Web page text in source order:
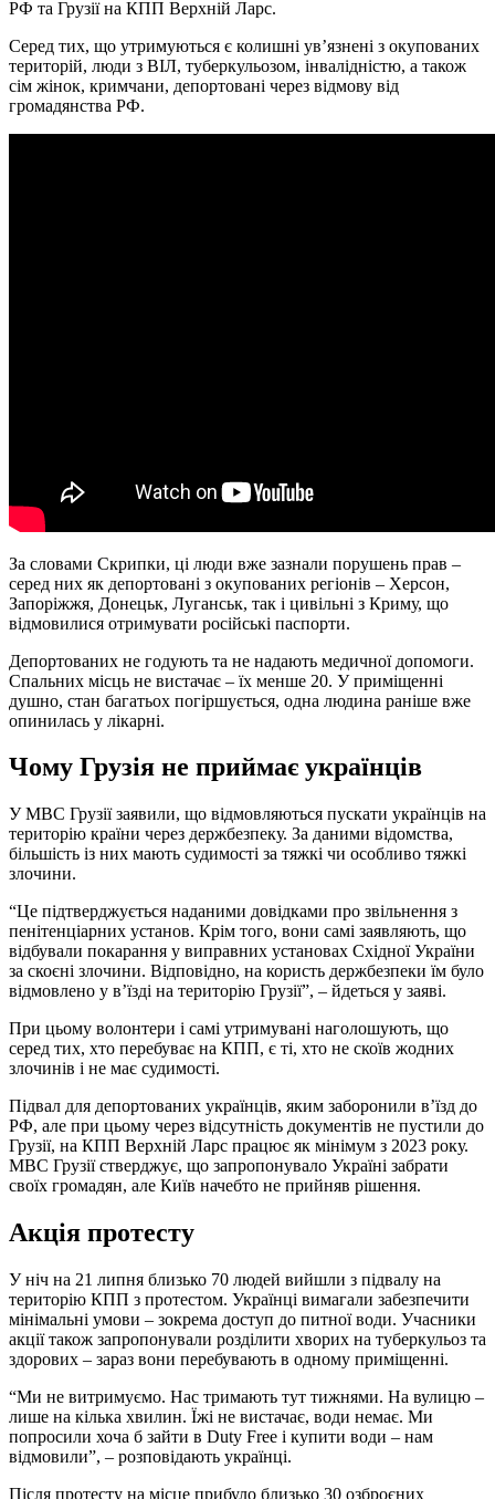
РФ та Грузії на КПП Верхній Ларс.
Серед тих, що утримуються є колишні ув’язнені з окупованих
територій, люди з ВІЛ, туберкульозом, інвалідністю, а також
сім жінок, кримчани, депортовані через відмову від
громадянства РФ.
За словами Скрипки, ці люди вже зазнали порушень прав –
серед них як депортовані з окупованих регіонів – Херсон,
Запоріжжя, Донецьк, Луганськ, так і цивільні з Криму, що
відмовилися отримувати російські паспорти.
Депортованих не годують та не надають медичної допомоги.
Спальних місць не вистачає – їх менше 20. У приміщенні
душно, стан багатьох погіршується, одна людина раніше вже
опинилась у лікарні.
Чому Грузія не приймає українців
У МВС Грузії заявили, що відмовляються пускати українців на
територію країни через держбезпеку. За даними відомства,
більшість із них мають судимості за тяжкі чи особливо тяжкі
злочини.
“Це підтверджується наданими довідками про звільнення з
пенітенціарних установ. Крім того, вони самі заявляють, що
відбували покарання у виправних установах Східної України
за скоєні злочини. Відповідно, на користь держбезпеки їм було
відмовлено у в’їзді на територію Грузії”, – йдеться у заяві.
При цьому волонтери і самі утримувані наголошують, що
серед тих, хто перебуває на КПП, є ті, хто не скоїв жодних
злочинів і не має судимості.
Підвал для депортованих українців, яким заборонили в’їзд до
РФ, але при цьому через відсутність документів не пустили до
Грузії, на КПП Верхній Ларс працює як мінімум з 2023 року.
МВС Грузії стверджує, що запропонувало Україні забрати
своїх громадян, але Київ начебто не прийняв рішення.
Акція протесту
У ніч на 21 липня близько 70 людей вийшли з підвалу на
територію КПП з протестом. Українці вимагали забезпечити
мінімальні умови – зокрема доступ до питної води. Учасники
акції також запропонували розділити хворих на туберкульоз та
здорових – зараз вони перебувають в одному приміщенні.
“Ми не витримуємо. Нас тримають тут тижнями. На вулицю –
лише на кілька хвилин. Їжі не вистачає, води немає. Ми
попросили хоча б зайти в Duty Free і купити води – нам
відмовили”, – розповідають українці.
Після протесту на місце прибуло близько 30 озброєних